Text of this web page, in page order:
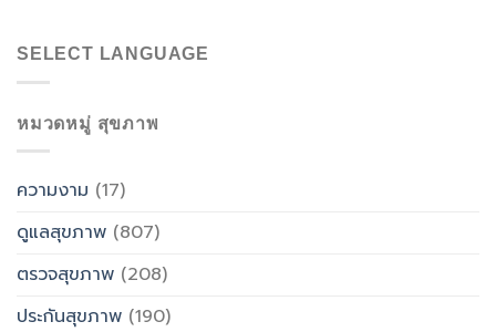
SELECT LANGUAGE
หมวดหมู่ สุขภาพ
ความงาม (17)
ดูแลสุขภาพ (807)
ตรวจสุขภาพ (208)
ประกันสุขภาพ (190)